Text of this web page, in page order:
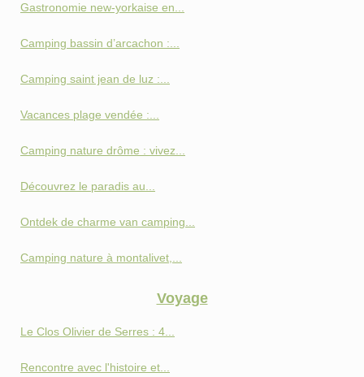
Gastronomie new-yorkaise en...
Camping bassin d’arcachon :...
Camping saint jean de luz :...
Vacances plage vendée :...
Camping nature drôme : vivez...
Découvrez le paradis au...
Ontdek de charme van camping...
Camping nature à montalivet,...
Voyage
Le Clos Olivier de Serres : 4...
Rencontre avec l'histoire et...